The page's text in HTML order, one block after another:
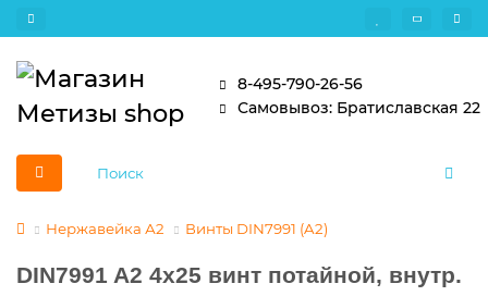
8-495-790-26-56
Самовывоз: Братиславская 22
Нержавейка А2 Винты DIN7991 (A2)
DIN7991 A2 4х25 винт потайной, внутр.